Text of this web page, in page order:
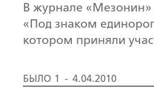
В журнале «Мезонин»
«Под знаком
котором приняли
БЫЛО 1 - 4.04.2010